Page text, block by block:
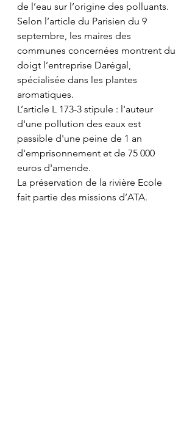
de l’eau sur l’origine des polluants.
Selon l’article du Parisien du 9
septembre, les maires des
communes concernées montrent du
doigt l’entreprise Darégal,
spécialisée dans les plantes
aromatiques.
L’article L 173-3 stipule : l'auteur
d'une pollution des eaux est
passible d'une peine de 1 an
d'emprisonnement et de 75 000
euros d'amende.
La préservation de la rivière Ecole
fait partie des missions d’ATA.